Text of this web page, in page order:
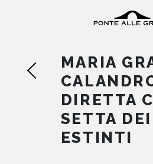
HOME
MARIA
DIRETTA
SETTA
ESTINTI